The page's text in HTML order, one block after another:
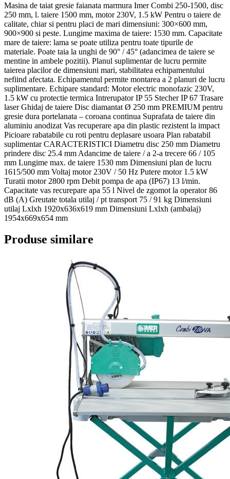
Masina de taiat gresie faianata marmura Imer Combi 250-1500, disc
250 mm, l. taiere 1500 mm, motor 230V, 1.5 kW Pentru o taiere de
calitate, chiar si pentru placi de mari dimensiuni: 300×600 mm,
900×900 si peste. Lungime maxima de taiere: 1530 mm. Capacitate
mare de taiere: lama se poate utiliza pentru toate tipurile de
materiale. Poate taia la unghi de 90° / 45° (adancimea de taiere se
mentine in ambele pozitii). Planul suplimentar de lucru permite
taierea placilor de dimensiuni mari, stabilitatea echipamentului
nefiind afectata. Echipamentul permite montarea a 2 planuri de lucru
suplimentare. Echipare standard: Motor electric monofazic 230V,
1.5 kW cu protectie termica Intrerupator IP 55 Stecher IP 67 Trasare
laser Ghidaj de taiere Disc diamantat Ø 250 mm PREMIUM pentru
gresie dura portelanata – coroana continua Suprafata de taiere din
aluminiu anodizat Vas recuperare apa din plastic rezistent la impact
Picioare rabatabile cu roti pentru deplasare usoara Plan rabatabil
suplimentar CARACTERISTICI Diametru disc 250 mm Diametru
prindere disc 25.4 mm Adancime de taiere / a 2-a trecere 66 / 105
mm Lungime max. de taiere 1530 mm Dimensiuni plan de lucru
1615/500 mm Voltaj motor 230V / 50 Hz Putere motor 1.5 kW
Turatii motor 2800 rpm Debit pompa de apa (IP67) 13 l/min.
Capacitate vas recurepare apa 55 l Nivel de zgomot la operator 86
dB (A) Greutate totala utilaj / pt transport 75 / 91 kg Dimensiuni
utilaj Lxlxh 1920x636x619 mm Dimensiuni Lxlxh (ambalaj)
1954x669x654 mm
Produse similare